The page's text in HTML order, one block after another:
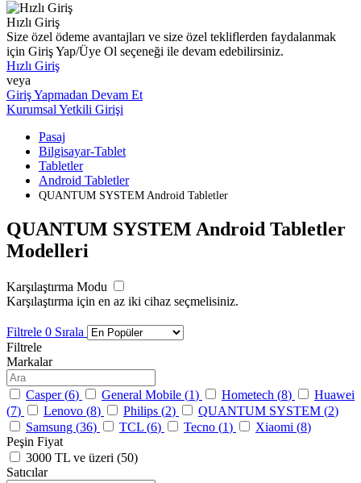
Hızlı Giriş
Size özel ödeme avantajları ve size özel tekliflerden faydalanmak
için Giriş Yap/Üye Ol seçeneği ile devam edebilirsiniz.
Hızlı Giriş
veya
Giriş Yapmadan Devam Et
Kurumsal Yetkili Girişi
Pasaj
Bilgisayar-Tablet
Tabletler
Android Tabletler
QUANTUM SYSTEM Android Tabletler
QUANTUM SYSTEM Android Tabletler
Modelleri
Karşılaştırma Modu
Karşılaştırma için en az iki cihaz seçmelisiniz.
Filtrele 0 Sırala
Filtrele
Markalar
Casper (6) General Mobile (1) Hometech (8)
Huawei
(7) Lenovo (8) Philips (2) QUANTUM SYSTEM (2)
Samsung (36) TCL (6) Tecno (1) Xiaomi (8)
Peşin Fiyat
3000 TL ve üzeri (50)
Satıcılar